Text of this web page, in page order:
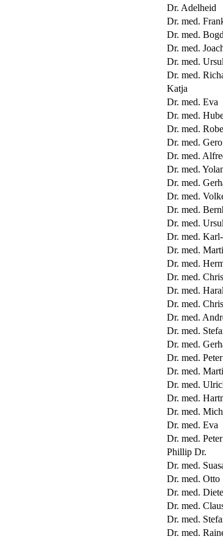
Dr. Adelheid
Dr. med.
Dr. med.
Dr. med.
Dr. med.
Dr. med.
Katja
Dr. med. Eva
Dr. med.
Dr. med.
Dr. med. Gero
Dr. med.
Dr. med.
Dr. med.
Dr. med.
Dr. med.
Dr. med.
Dr. med.
Dr. med.
Dr. med.
Dr. med.
Dr. med.
Dr. med.
Dr. med.
Dr. med.
Dr. med.
Dr. med. Peter
Dr. med.
Dr. med.
Dr. med.
Dr. med.
Dr. med. Eva
Dr. med. Peter
Phillip Dr.
Dr. med.
Dr. med. Otto
Dr. med.
Dr. med.
Dr. med.
Dr. med.